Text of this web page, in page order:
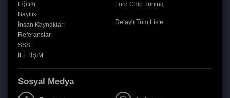
Eğitim
Bayilik
İnsan Kaynakları
Referanslar
SSS
İLETİŞİM
Ford Chip Tuning
Detaylı Tüm Liste
Sosyal Medya